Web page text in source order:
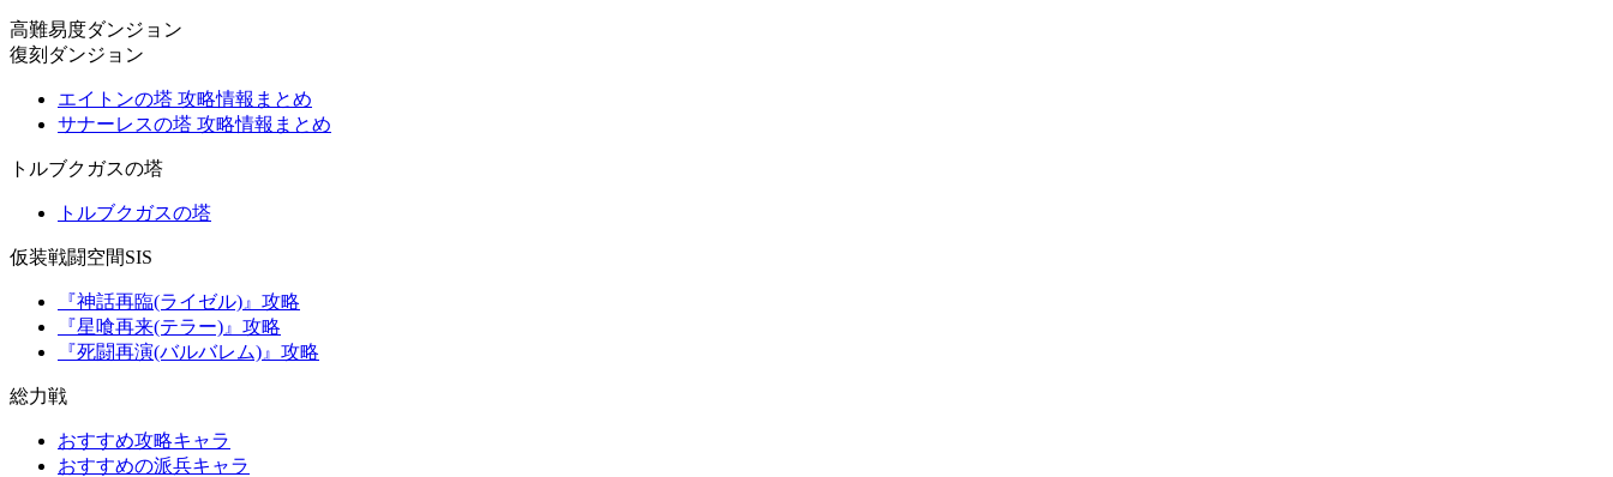
高難易度ダンジョン
復刻ダンジョン
エイトンの塔 攻略情報まとめ
サナーレスの塔 攻略情報まとめ
トルブクガスの塔
トルブクガスの塔
仮装戦闘空間SIS
『神話再臨(ライゼル)』攻略
『星喰再来(テラー)』攻略
『死闘再演(バルバレム)』攻略
総力戦
おすすめ攻略キャラ
おすすめの派兵キャラ